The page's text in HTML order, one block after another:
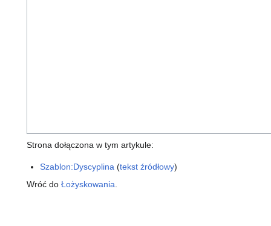
Strona dołączona w tym artykule:
Szablon:Dyscyplina (tekst źródłowy)
Wróć do Łożyskowania